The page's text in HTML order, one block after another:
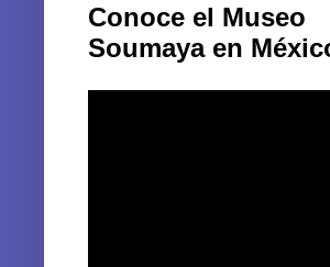
Conoce el Museo
Soumaya en